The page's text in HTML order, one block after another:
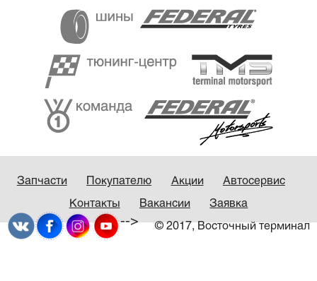
Запчасти Покупателю Акции Автосервис
Контакты Вакансии Заявка
© 2017, Восточный терминал
-->